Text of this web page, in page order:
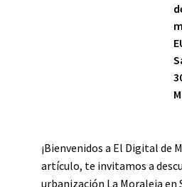
¡Bienvenidos a El Digital de
artículo, te invitamos a
urbanización La Moraleja en